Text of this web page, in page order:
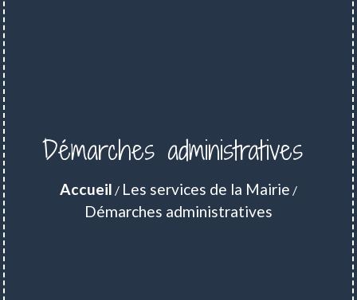
Démarches administratives
Accueil / Les services de la Mairie /
Démarches administratives